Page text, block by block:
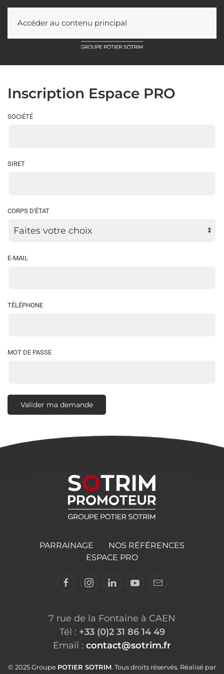
Accéder au contenu principal
Inscription Espace PRO
SOCIÉTÉ
SIRET
CORPS D'ÉTAT
E-MAIL
TÉLÉPHONE
MOT DE PASSE
Valider ma demande
PARRAINAGE
NOS RÉFÉRENCES
ESPACE PRO
7 rue de la Fontaine à CAEN
Tél : +33 (0)2 31 86 14 49
Email : contact@sotrim.fr
© 2025 Groupe POTIER SOTRIM. Tous droits réservés. Réalisé par